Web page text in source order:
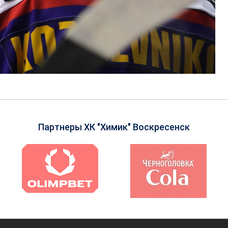
Партнеры ХК "Химик" Воскресенск